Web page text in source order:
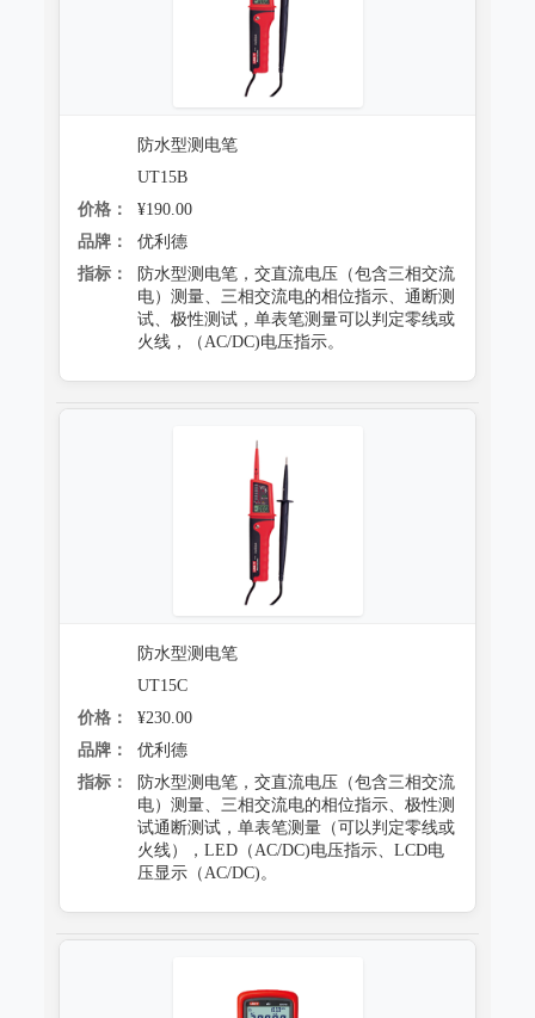
防水型测电笔
UT15B
价格：
¥190.00
品牌：
优利德
指标：
防水型测电笔，交直流电压（包含三相交流
电）测量、三相交流电的相位指示、通断测
试、极性测试，单表笔测量可以判定零线或
火线，（AC/DC)电压指示。
防水型测电笔
UT15C
价格：
¥230.00
品牌：
优利德
指标：
防水型测电笔，交直流电压（包含三相交流
电）测量、三相交流电的相位指示、极性测
试通断测试，单表笔测量（可以判定零线或
火线），LED（AC/DC)电压指示、LCD电
压显示（AC/DC)。